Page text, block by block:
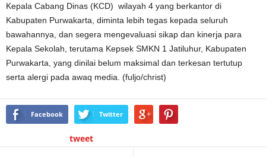
Kepala Cabang Dinas (KCD) wilayah 4 yang berkantor di
Kabupaten Purwakarta, diminta lebih tegas kepada seluruh
bawahannya, dan segera mengevaluasi sikap dan kinerja para
Kepala Sekolah, terutama Kepsek SMKN 1 Jatiluhur, Kabupaten
Purwakarta, yang dinilai belum maksimal dan terkesan tertutup
serta alergi pada awaq media. (fuljo/christ)
Facebook Twitter
tweet